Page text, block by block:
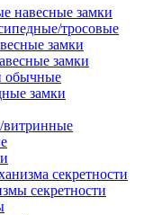
навесные замки
тросовые
замки
замки
обычные
замки
витринные
секретности
секретности